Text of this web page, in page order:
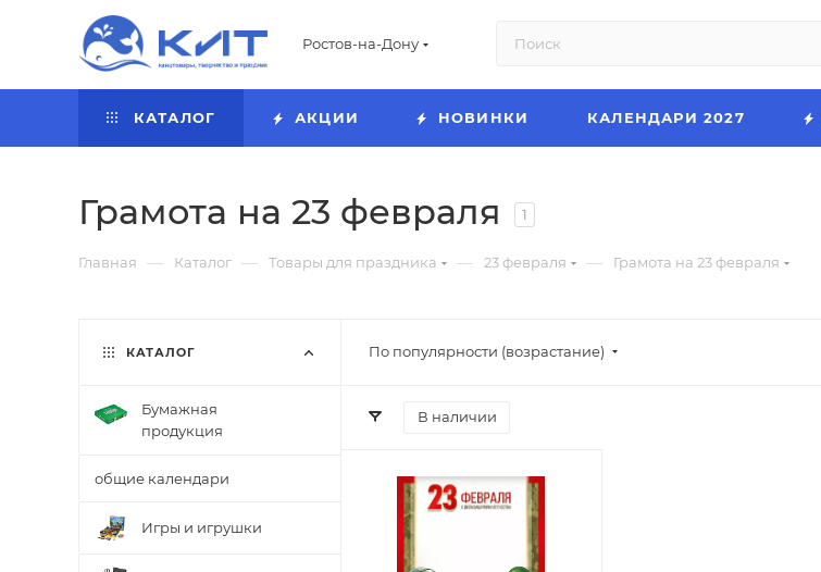
Ростов-на-Дону
КАТАЛОГ АКЦИИ НОВИНКИ КАЛЕНДАРИ 2027
Грамота на 23 февраля 1
Главная — Каталог — Товары для праздника — 23 февраля — Грамота на 23 февраля
По популярности (возрастание)
В наличии
КАТАЛОГ
Бумажная
продукция
общие календари
Игры и игрушки